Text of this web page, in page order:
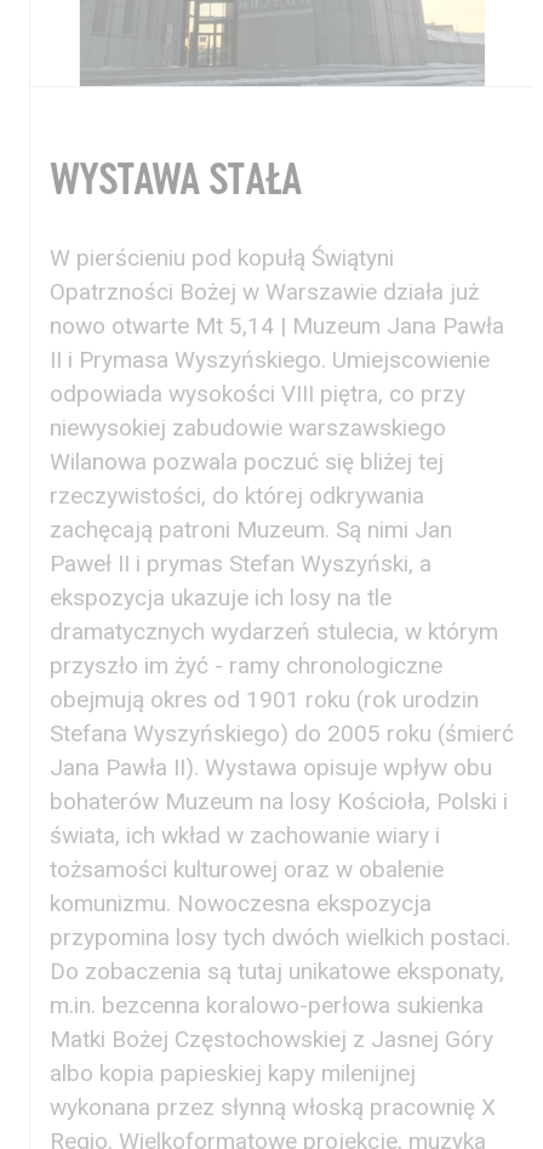
Aktualności
Wystawy / Wydarzenia
Kontakt i Zespół
BIP
Nauka
Edukacja
Projekty
Wolontariat
Kolekcja im. Jana
Pawła II
WYSTAWA STAŁA
W pierścieniu pod kopułą Świątyni
Opatrzności Bożej w Warszawie działa już
nowo otwarte Mt 5,14 | Muzeum Jana Pawła
II i Prymasa Wyszyńskiego. Umiejscowienie
odpowiada wysokości VIII piętra, co przy
niewysokiej zabudowie warszawskiego
Wilanowa pozwala poczuć się bliżej tej
rzeczywistości, do której odkrywania
zachęcają patroni Muzeum. Są nimi Jan
Paweł II i prymas Stefan Wyszyński, a
ekspozycja ukazuje ich losy na tle
dramatycznych wydarzeń stulecia, w którym
przyszło im żyć - ramy chronologiczne
obejmują okres od 1901 roku (rok urodzin
Stefana Wyszyńskiego) do 2005 roku (śmierć
Jana Pawła II). Wystawa opisuje wpływ obu
bohaterów Muzeum na losy Kościoła, Polski i
świata, ich wkład w zachowanie wiary i
tożsamości kulturowej oraz w obalenie
komunizmu. Nowoczesna ekspozycja
przypomina losy tych dwóch wielkich postaci.
Do zobaczenia są tutaj unikatowe eksponaty,
m.in. bezcenna koralowo-perłowa sukienka
Matki Bożej Częstochowskiej z Jasnej Góry
albo kopia papieskiej kapy milenijnej
wykonana przez słynną włoską pracownię X
Regio. Wielkoformatowe projekcje, muzyka